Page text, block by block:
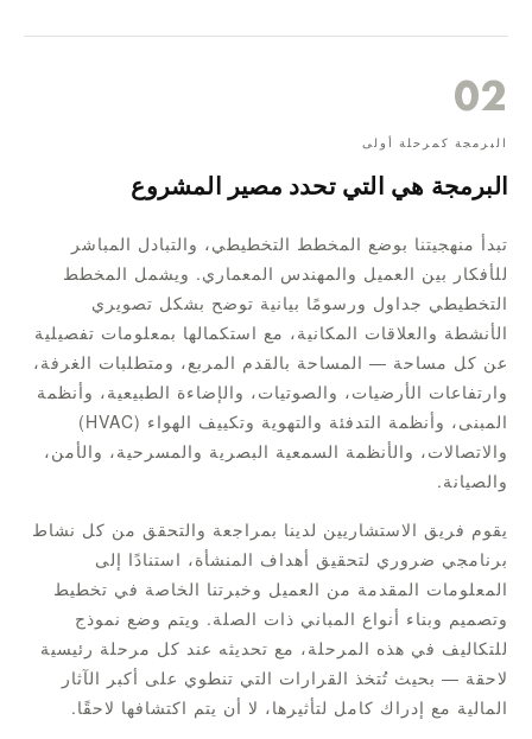
02
البرمجة كمرحلة أولى
البرمجة هي التي تحدد مصير المشروع
تبدأ منهجيتنا بوضع المخطط التخطيطي، والتبادل المباشر
للأفكار بين العميل والمهندس المعماري. ويشمل المخطط
التخطيطي جداول ورسومًا بيانية توضح بشكل تصويري
الأنشطة والعلاقات المكانية، مع استكمالها بمعلومات تفصيلية
عن كل مساحة — المساحة بالقدم المربع، ومتطلبات الغرفة،
وارتفاعات الأرضيات، والصوتيات، والإضاءة الطبيعية، وأنظمة
المبنى، وأنظمة التدفئة والتهوية وتكييف الهواء (HVAC)
والاتصالات، والأنظمة السمعية البصرية والمسرحية، والأمن،
والصيانة.
يقوم فريق الاستشاريين لدينا بمراجعة والتحقق من كل نشاط
برنامجي ضروري لتحقيق أهداف المنشأة، استنادًا إلى
المعلومات المقدمة من العميل وخبرتنا الخاصة في تخطيط
وتصميم وبناء أنواع المباني ذات الصلة. ويتم وضع نموذج
للتكاليف في هذه المرحلة، مع تحديثه عند كل مرحلة رئيسية
لاحقة — بحيث تُتخذ القرارات التي تنطوي على أكبر الآثار
المالية مع إدراك كامل لتأثيرها، لا أن يتم اكتشافها لاحقًا.